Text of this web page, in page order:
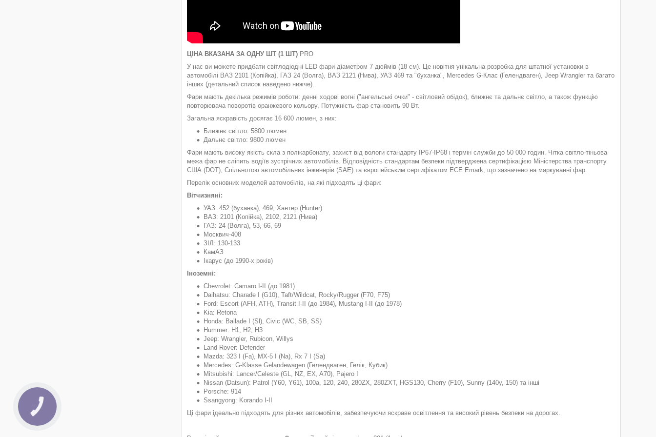
ЦІНА ВКАЗАНА ЗА ОДНУ ШТ (1 ШТ) PRO
У нас ви можете придбати світлодіодні LED фари діаметром 7 дюймів (18 см). Це новітня унікальна розробка для штатної установки в
автомобілі ВАЗ 2101 (Копійка), ГАЗ 24 (Волга), ВАЗ 2121 (Нива), УАЗ 469 та "буханка", Mercedes G-Клас (Гелендваген), Jeep Wrangler та багато
інших (детальний список наведено нижче).
Фари мають декілька режимів роботи: денні ходові вогні ("ангельські очки" - світловий обідок), ближнє та дальнє світло, а також функцію
повторювача поворотів оранжевого кольору. Потужність фар становить 90 Вт.
Загальна яскравість досягає 16 600 люмен, з них:
Ближнє світло: 5800 люмен
Дальнє світло: 9800 люмен
Фари мають високу якість скла з полікарбонату, захист від вологи стандарту IP67-IP68 і термін служби до 50 000 годин. Чітка світло-тіньова
межа фар не сліпить водіїв зустрічних автомобілів. Відповідність стандартам безпеки підтверджена сертифікацією Міністерства транспорту
США (DOT), Спільнотою автомобільних інженерів (SAE) та європейським сертифікатом ECE Emark, що зазначено на маркуванні фар.
Перелік основних моделей автомобілів, на які підходять ці фари:
Вітчизняні:
УАЗ: 452 (буханка), 469, Хантер (Hunter)
ВАЗ: 2101 (Копійка), 2102, 2121 (Нива)
ГАЗ: 24 (Волга), 53, 66, 69
Москвич-408
ЗІЛ: 130-133
КамАЗ
Ікарус (до 1990-х років)
Іноземні:
Chevrolet: Camaro I-II (до 1981)
Daihatsu: Charade I (G10), Taft/Wildcat, Rocky/Rugger (F70, F75)
Ford: Escort (AFH, ATH), Transit I-II (до 1984), Mustang I-II (до 1978)
Kia: Retona
Honda: Ballade I (Sl), Civic (WC, SB, SS)
Hummer: H1, H2, H3
Jeep: Wrangler, Rubicon, Willys
Land Rover: Defender
Mazda: 323 I (Fa), MX-5 I (Na), Rx 7 I (Sa)
Mercedes: G-Klasse Gelandewagen (Гелендваген, Гелік, Кубик)
Mitsubishi: Lancer/Celeste (GL, NZ, EX, A70), Pajero I
Nissan (Datsun): Patrol (Y60, Y61), 100a, 120, 240, 280ZX, 280ZXT, HGS130, Cherry (F10), Sunny (140y, 150) та інші
Porsche: 914
Ssangyong: Korando I-II
Ці фари ідеально підходять для різних автомобілів, забезпечуючи яскраве освітлення та високий рівень безпеки на дорогах.
КНОПКА
ЗВ'ЯЗКУ